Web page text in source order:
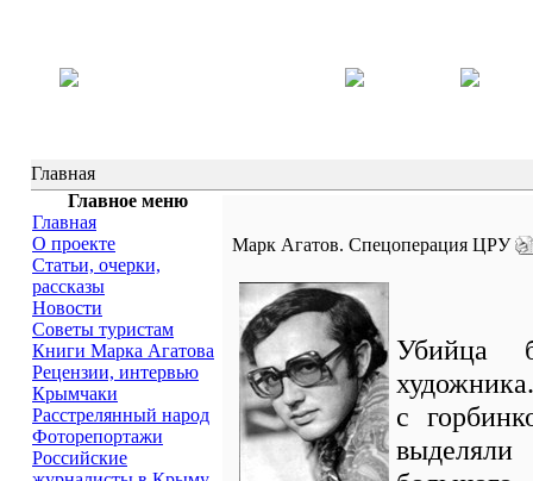
Главная
Главное меню
Главная
О проекте
Статьи, очерки,
рассказы
Новости
Советы туристам
Книги Марка Агатова
Рецензии, интервью
Крымчаки
Расстрелянный народ
Фоторепортажи
Российские
Марк Агатов. Спецоперация ЦРУ
Убийца
с